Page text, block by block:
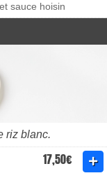
sauce hoisin
riz blanc.
17,50€